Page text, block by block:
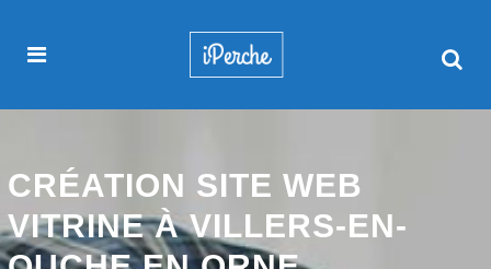
CRÉATION SITE WEB
VITRINE À VILLERS-EN-